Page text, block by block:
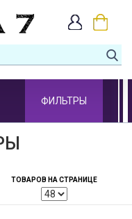
ФИЛЬТРЫ
ТОВАРОВ НА СТРАНИЦЕ